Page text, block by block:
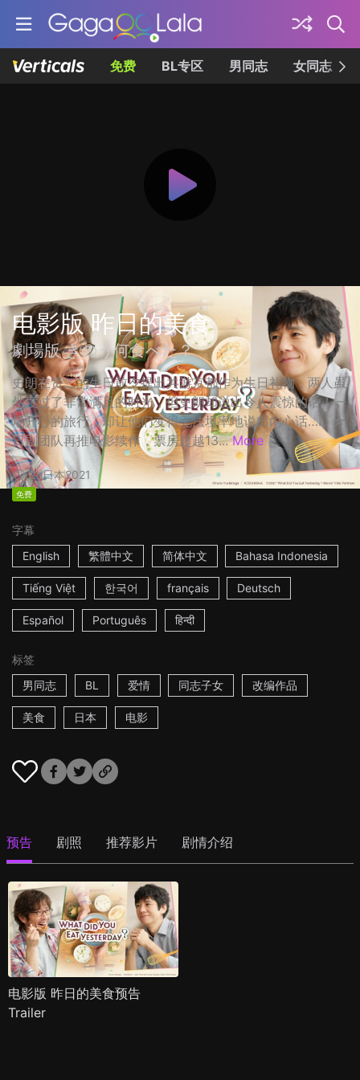
免费 BL专区 男同志 女同志
电影版 昨日的美食
劇場版 きのう何食べた？
史朗在贤二的生日前夕提出共游京都作为生日礼物，两人虽
然度过了非常满足的时光，但史朗却说出令人震惊的话！一
场开心的旅行，却让他们变得无法坦率地说出内心话…… ☆
日剧团队再推电影续作，票房超越13... More
2h日本2021
免费
字幕
English
繁體中文 简体中文 Bahasa Indonesia
Tiếng Việt 한국어 français Deutsch
Español Português हिन्दी
标签
男同志
BL 爱情 同志子女 改编作品
美食 日本 电影
预告 剧照 推荐影片 剧情介绍
电影版 昨日的美食预告
Trailer